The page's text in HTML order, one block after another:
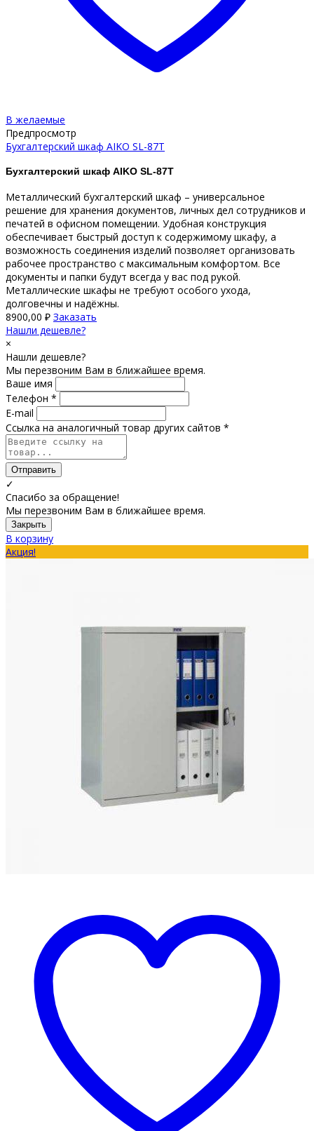
В желаемые
Предпросмотр
Бухгалтерский шкаф AIKO SL-87Т
Бухгалтерский шкаф AIKO SL-87Т
Металлический бухгалтерский шкаф – универсальное
решение для хранения документов, личных дел сотрудников и
печатей в офисном помещении. Удобная конструкция
обеспечивает быстрый доступ к содержимому шкафу, а
возможность соединения изделий позволяет организовать
рабочее пространство с максимальным комфортом. Все
документы и папки будут всегда у вас под рукой.
Металлические шкафы не требуют особого ухода,
долговечны и надёжны.
8900,00 ₽ Заказать
Нашли дешевле?
×
Нашли дешевле?
Мы перезвоним Вам в ближайшее время.
Ваше имя
Телефон *
E-mail
Ссылка на аналогичный товар других сайтов *
Отправить
✓
Спасибо за обращение!
Мы перезвоним Вам в ближайшее время.
Закрыть
В корзину
Акция!